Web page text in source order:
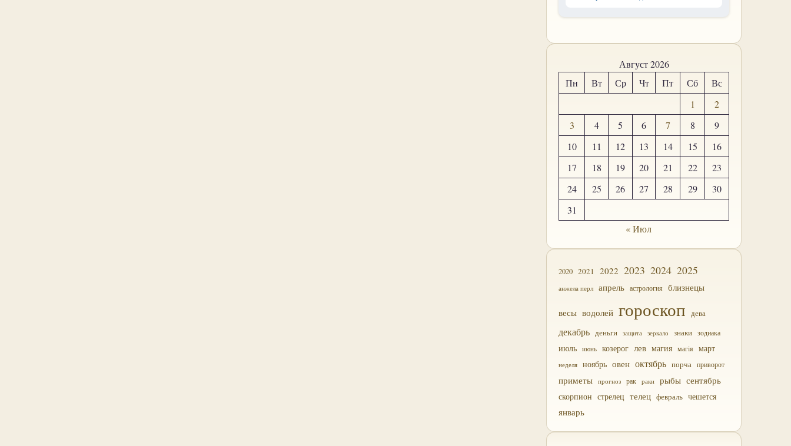
Август 2026
Пн
Вт Ср Чт Пт Сб
Вс
1
2
3
4 5 6 7 8
9
10
11 12 13 14 15
16
17
18 19 20 21 22
23
24
25 26 27 28 29
30
31
« Июл
2020 2021 2022 2023 2024 2025
анжела перл апрель астрология близнецы
весы водолей гороскоп дева
декабрь деньги защита зеркало знаки зодиака
июль июнь козерог лев магия магія март
неделя ноябрь овен октябрь порча приворот
приметы прогноз рак раки рыбы сентябрь
скорпион стрелец телец февраль чешется
январь